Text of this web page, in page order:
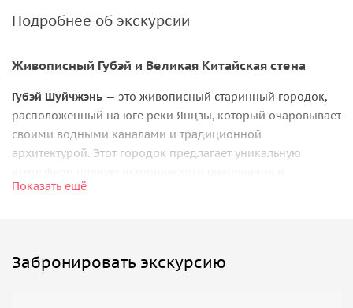
Подробнее об экскурсии
Живописный Губэй и Великая Китайская стена
Губэй Шуйчжэнь — это живописный старинный городок,
расположенный на юге реки Янцзы, который очаровывает
своими водными каналами и традиционной
архитектурой. Этот городок предлагает уникальную
культурного наследия.
китайской стены. Этот участок стены известен своей
Показать ещё
Забронировать экскурсию